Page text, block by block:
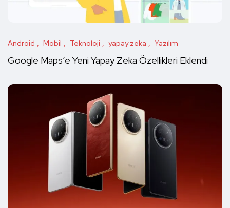
Android Mobil Teknoloji yapay zeka Yazılım
Google Maps’e Yeni Yapay Zeka Özellikleri Eklendi